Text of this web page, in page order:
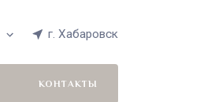
г. Хабаровск
КОНТАКТЫ